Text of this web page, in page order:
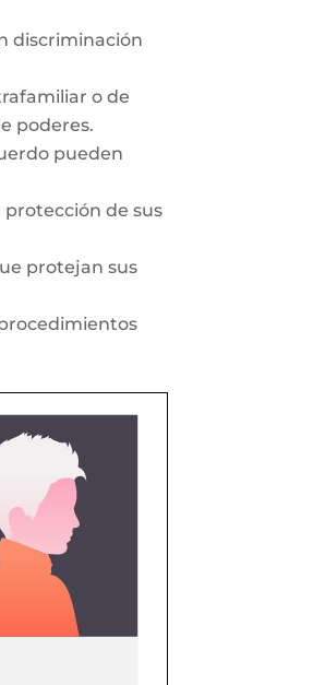
discriminación
o de
poderes.
pueden
de sus
protejan sus